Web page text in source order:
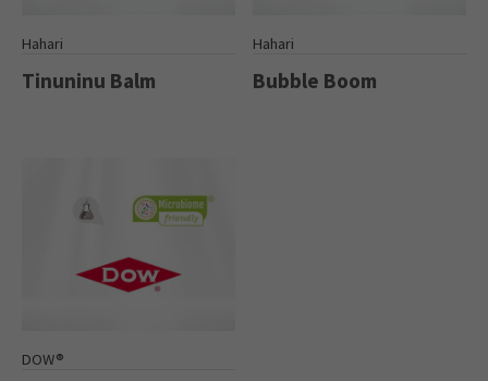
Hahari
Tinuninu Balm
Hahari
Bubble Boom
DOW®